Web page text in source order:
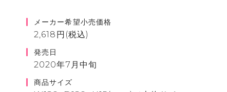
メーカー希望小売価格
2,618円(税込)
発売日
2020年7月中旬
商品サイズ